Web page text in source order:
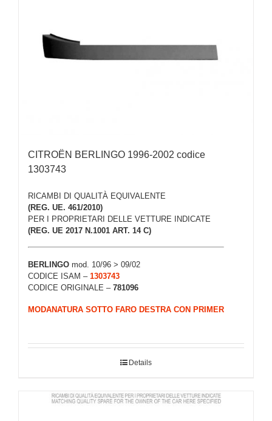
CITROËN BERLINGO 1996-2002 codice
1303743
RICAMBI DI QUALITÀ EQUIVALENTE
(REG. UE. 461/2010)
PER I PROPRIETARI DELLE VETTURE INDICATE
(REG. UE 2017 N.1001 ART. 14 C)
BERLINGO mod. 10/96 > 09/02
CODICE ISAM – 1303743
CODICE ORIGINALE – 781096
MODANATURA SOTTO FARO DESTRA CON PRIMER
Details